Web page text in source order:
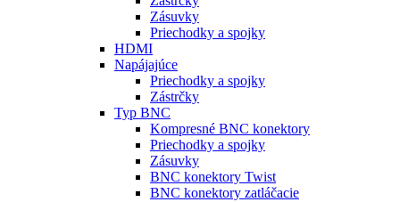
Zásuvky
Priechodky a spojky
HDMI
Napájajúce
Priechodky a spojky
Zástrčky
Typ BNC
Kompresné BNC konektory
Priechodky a spojky
Zásuvky
BNC konektory Twist
BNC konektory zatláčacie